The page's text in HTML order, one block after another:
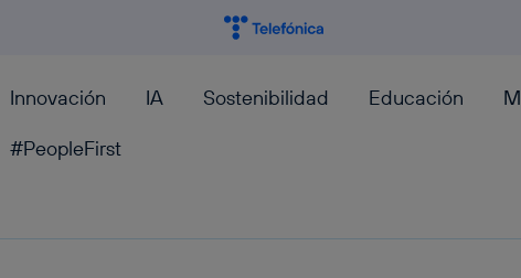
Innovación IA Sostenibilidad Educación
#PeopleFirst